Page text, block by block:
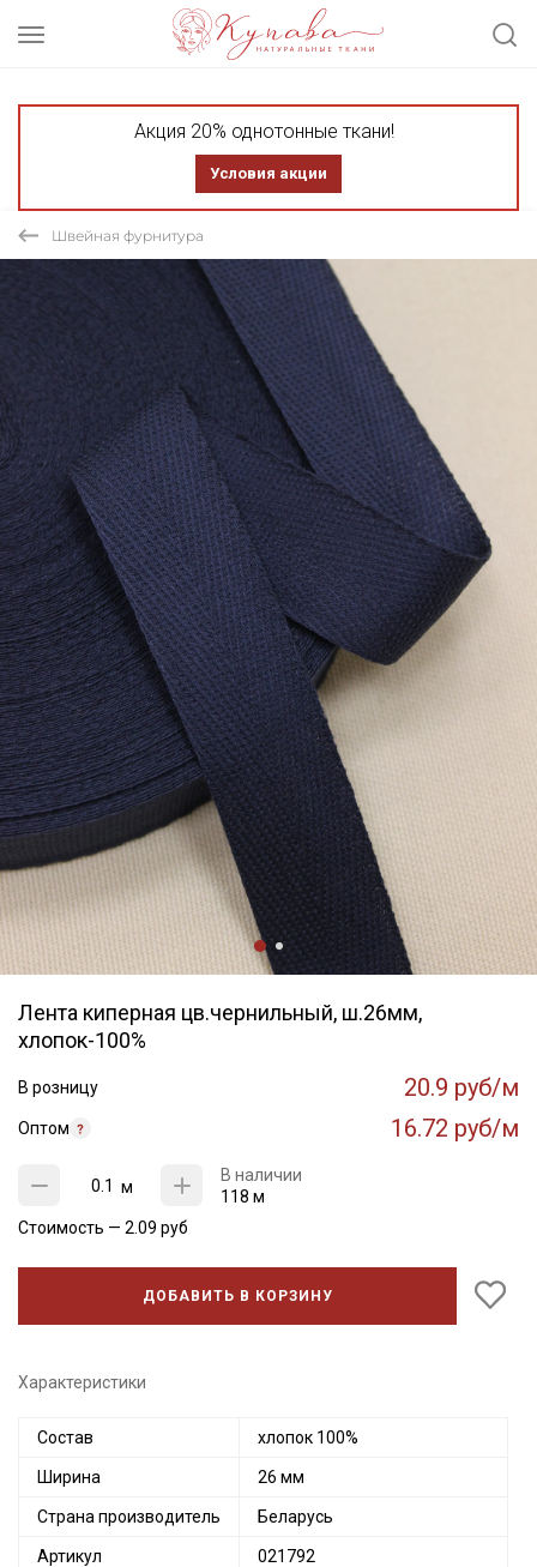
Акция 20% однотонные ткани!
Условия акции
Швейная фурнитура
Лента киперная цв.чернильный, ш.26мм,
хлопок-100%
В розницу 20.9 руб/м
Оптом 16.72 руб/м
м
В наличии
118 м
Стоимость — 2.09 руб
ДОБАВИТЬ В КОРЗИНУ
Характеристики
Состав хлопок 100%
Ширина 26 мм
Страна производитель Беларусь
Артикул 021792
Секретная рассылка от Купава
Мы публикуем здесь дополнительные
промокоды и скидки до 30% на узкие
категории тканей